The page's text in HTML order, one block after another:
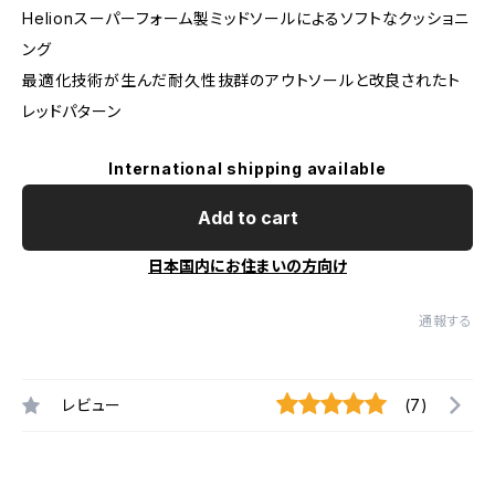
Helionスーパーフォーム製ミッドソールによるソフトなクッショニ
ング
最適化技術が生んだ耐久性抜群のアウトソールと改良されたト
レッドパターン
International shipping available
Add to cart
日本国内にお住まいの方向け
通報する
レビュー (7)